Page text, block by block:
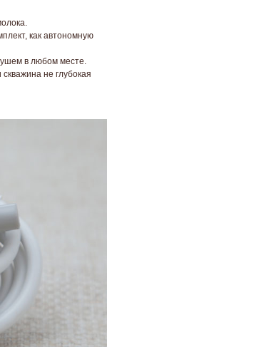
как автономную
в любом месте.
не глубокая